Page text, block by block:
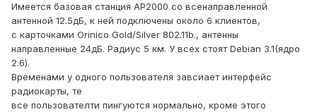
Имеется базовая станция AP2000 со всенаправленной
антенной 12.5дБ, к ней подключены около 6 клиентов,
с карточками Orinico Gold/Silver 802.11b., антенны
направленные 24дБ. Радиус 5 км. У всех стоят Debian 3.1(ядро
2.6).
Временами у одного пользователя завсиает интерфейс
радиокарты, те
все пользователти пингуются нормально, кроме этого